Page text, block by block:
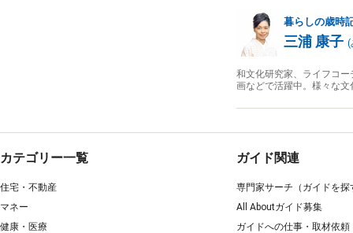
暮らしの歳時
三浦 康子 (
和文化研究家、ライフコ
画などで活躍中。様々な
カテゴリー一覧
住宅・不動産
マネー
健康・医療
ガイド関連
専門家サーチ（ガイドを探
All Aboutガイド募集
ガイドへの仕事・取材依頼